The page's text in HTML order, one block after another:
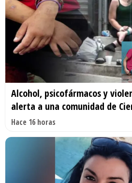
Alcohol, psicofármacos y
alerta a una comunidad de
Hace 16 horas